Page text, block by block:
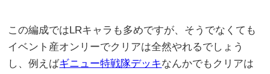
この編成ではLRキャラも多めですが、そうでなくても
イベント産オンリーでクリアは全然やれるでしょう
し、例えばギニュー特戦隊デッキなんかでもクリアは